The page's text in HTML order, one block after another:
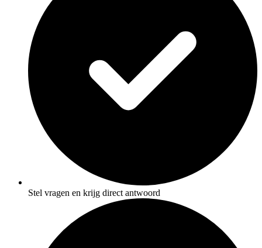
Stel vragen en krijg direct antwoord